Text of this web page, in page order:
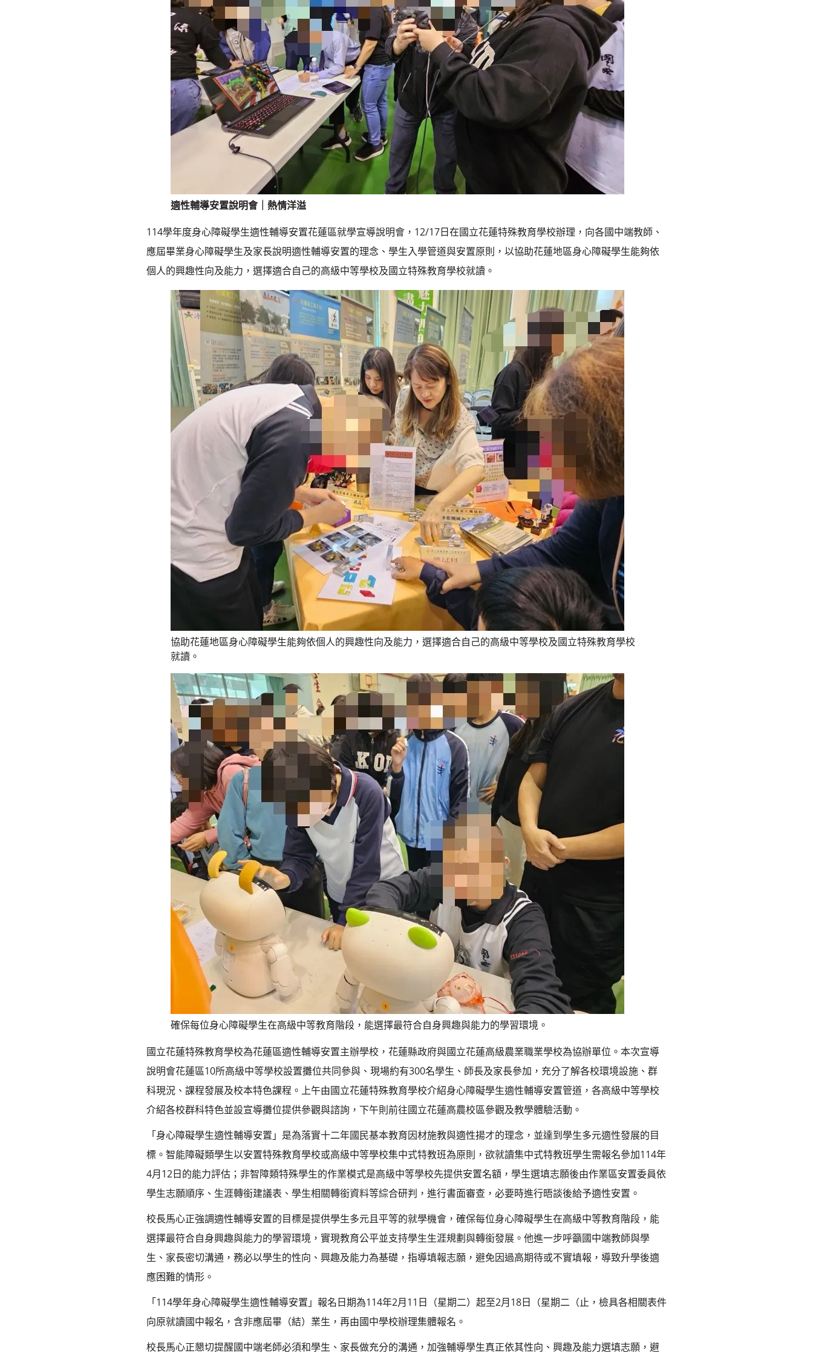
適性輔導安置說明會｜熱情洋溢
114學年度身心障礙學生適性輔導安置花蓮區就學宣導說明會，12/17日在國立花蓮特殊教育學校辦理，向各國中端教師、
應屆畢業身心障礙學生及家長說明適性輔導安置的理念、學生入學管道與安置原則，以協助花蓮地區身心障礙學生能夠依
個人的興趣性向及能力，選擇適合自己的高級中等學校及國立特殊教育學校就讀。
協助花蓮地區身心障礙學生能夠依個人的興趣性向及能力，選擇適合自己的高級中等學校及國立特殊教育學校
就讀。
確保每位身心障礙學生在高級中等教育階段，能選擇最符合自身興趣與能力的學習環境。
國立花蓮特殊教育學校為花蓮區適性輔導安置主辦學校，花蓮縣政府與國立花蓮高級農業職業學校為協辦單位。本次宣導
說明會花蓮區10所高級中等學校設置攤位共同參與、現場約有300名學生、師長及家長參加，充分了解各校環境設施、群
科現況、課程發展及校本特色課程。上午由國立花蓮特殊教育學校介紹身心障礙學生適性輔導安置管道，各高級中等學校
介紹各校群科特色並設宣導攤位提供參觀與諮詢，下午則前往國立花蓮高農校區參觀及教學體驗活動。
「身心障礙學生適性輔導安置」是為落實十二年國民基本教育因材施教與適性揚才的理念，並達到學生多元適性發展的目
標。智能障礙類學生以安置特殊教育學校或高級中等學校集中式特教班為原則，欲就讀集中式特教班學生需報名參加114年
4月12日的能力評估；非智障類特殊學生的作業模式是高級中等學校先提供安置名額，學生選填志願後由作業區安置委員依
學生志願順序、生涯轉銜建議表、學生相關轉銜資料等綜合研判，進行書面審查，必要時進行晤談後給予適性安置。
校長馬心正強調適性輔導安置的目標是提供學生多元且平等的就學機會，確保每位身心障礙學生在高級中等教育階段，能
選擇最符合自身興趣與能力的學習環境，實現教育公平並支持學生生涯規劃與轉銜發展。他進一步呼籲國中端教師與學
生、家長密切溝通，務必以學生的性向、興趣及能力為基礎，指導填報志願，避免因過高期待或不實填報，導致升學後適
應困難的情形。
「114學年身心障礙學生適性輔導安置」報名日期為114年2月11日（星期二）起至2月18日（星期二（止，檢具各相關表件
向原就讀國中報名，含非應屆畢（結）業生，再由國中學校辦理集體報名。
校長馬心正懇切提醒國中端老師必須和學生、家長做充分的溝通，加強輔導學生真正依其性向、興趣及能力選填志願，避